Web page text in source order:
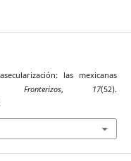
las mexicanas
Fronterizos, 17(52).